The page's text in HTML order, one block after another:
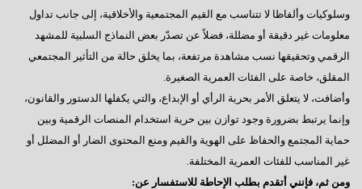
وسلوكيات وألفاظا لا تتناسب مع القيم المجتمعية والأخلاقية، إلى جانب تداول
معلومات غير دقيقة أو مضللة، فضلاً عن تصدّر بعض النماذج السلبية للمشهد
الرقمي وتحقيقها نسب مشاهدة مرتفعة، بما يخلق حالة من التأثير المجتمعي
المقلق، خاصة على الفئات العمرية الصغيرة.
وأضافت، لا يتعلق الأمر بحرية الرأي أو الإبداع، والتي يكفلها الدستور والقانون،
وإنما يرتبط بضرورة وجود توازن بين حرية استخدام المنصات الرقمية وبين
حماية المجتمع والحفاظ على الهوية والقيم ومنع المحتوى الضار أو المضلل أو
غير المناسب للفئات العمرية المختلفة.
ومن ثم، فإنني أتقدم بطلب الإحاطة للاستفسار عن: